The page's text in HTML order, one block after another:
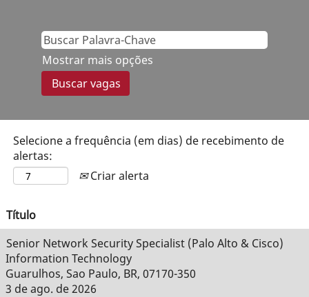
Mostrar mais opções
Selecione a frequência (em dias) de recebimento de
alertas:
Criar alerta
Título
Senior Network Security Specialist (Palo Alto & Cisco)
Information Technology
Guarulhos, Sao Paulo, BR, 07170-350
3 de ago. de 2026